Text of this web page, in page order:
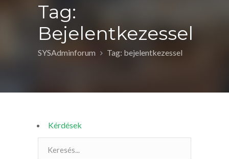
Tag:
Bejelentkezessel
SYSAdminforum Tag: bejelentkezessel
Kérdések